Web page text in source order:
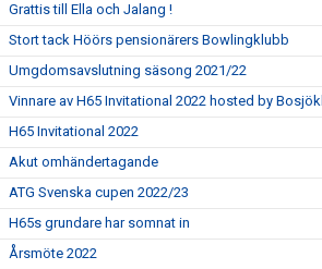
Grattis till Ella och Jalang !
Stort tack Höörs pensionärers Bowlingklubb
Umgdomsavslutning säsong 2021/22
Vinnare av H65 Invitational 2022 hosted by
H65 Invitational 2022
Akut omhändertagande
ATG Svenska cupen 2022/23
H65s grundare har somnat in
Årsmöte 2022